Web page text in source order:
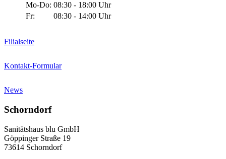
Mo-Do: 08:30 - 18:00 Uhr
Fr:
08:30 - 14:00 Uhr
Filialseite
Kontakt-Formular
News
Schorndorf
Sanitätshaus blu GmbH
Göppinger Straße 19
73614 Schorndorf